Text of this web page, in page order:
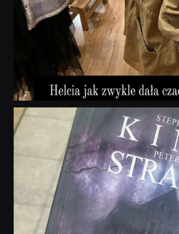
dobryhorror
Wrz 23